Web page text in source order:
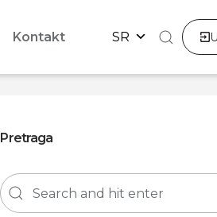
Kontakt SR
Pretraga